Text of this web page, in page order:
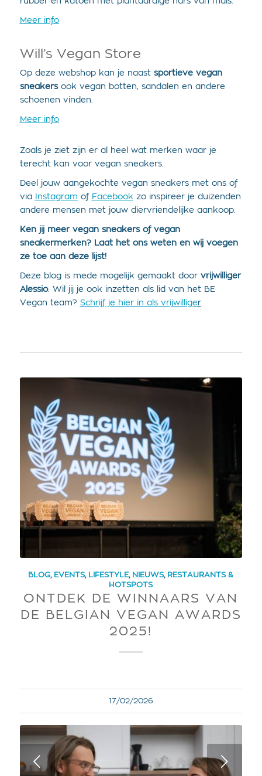
Meer info
Will’s Vegan Store
Op deze webshop kan je naast sportieve vegan
sneakers ook vegan botten, sandalen en andere
schoenen vinden.
Meer info
Zoals je ziet zijn er al heel wat merken waar je
terecht kan voor vegan sneakers.
Deel jouw aangekochte vegan sneakers met ons of
via
Instagram of Facebook zo inspireer je duizenden
andere mensen met jouw diervriendelijke aankoop.
Ken jij meer vegan sneakers of vegan
sneakermerken? Laat het ons weten en wij voegen
ze toe aan deze lijst!
Deze blog is mede mogelijk gemaakt door vrijwilliger
Alessio. Wil jij je ook inzetten als lid van het BE
Vegan team? Schrijf je hier in als vrijwilliger.
BLOG, EVENTS, LIFESTYLE, NIEUWS, RESTAURANTS &
HOTSPOTS
ONTDEK DE WINNAARS VAN
DE BELGIAN VEGAN AWARDS
2025!
17/02/2026
Next